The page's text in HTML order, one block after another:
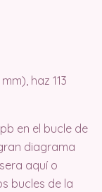
haz 113
en el bucle de
diagrama
aquí o
bucles de la